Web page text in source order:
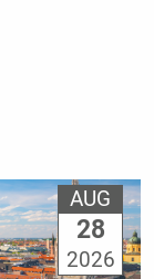
AUG
28
2026